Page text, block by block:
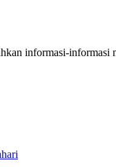
informasi-informasi